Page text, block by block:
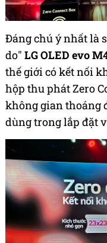
Đáng chú ý nhất là
do" LG OLED evo
thế giới có kết nối
hộp thu phát Zero
không gian thoáng
dùng trong lắp đặt